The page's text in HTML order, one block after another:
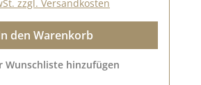
zzgl. Versandkosten
den Warenkorb
Wunschliste hinzufügen